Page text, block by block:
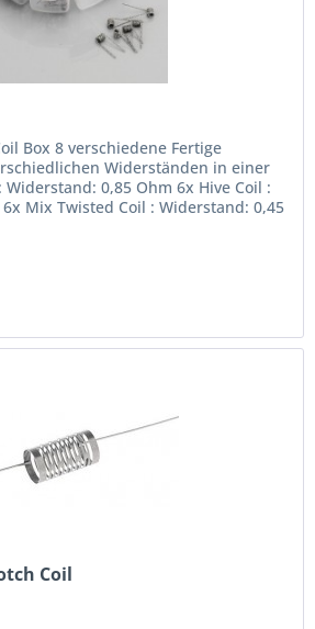
Box 8 verschiedene Fertige
Widerständen in einer
Widerstand: 0,85 Ohm 6x Hive Coil :
Mix Twisted Coil : Widerstand: 0,45
Coil